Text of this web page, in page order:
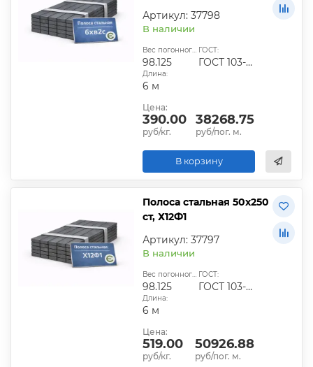
Артикул: 37798
В наличии
Вес погонного метра, кг:
98.125
ГОСТ:
ГОСТ 103-2006
Длина:
6 м
Цена:
390.00
руб/кг.
38268.75
руб/пог. м.
В корзину
Полоса стальная 50х250
ст, Х12Ф1
Артикул: 37797
В наличии
Вес погонного метра, кг:
98.125
ГОСТ:
ГОСТ 103-2006
Длина:
6 м
Цена:
519.00
руб/кг.
50926.88
руб/пог. м.